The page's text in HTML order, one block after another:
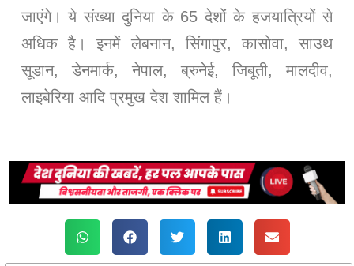
जाएंगे। ये संख्या दुनिया के 65 देशों के हजयात्रियों से
अधिक है। इनमें लेबनान, सिंगापुर, कासोवा, साउथ
सूडान, डेनमार्क, नेपाल, ब्रुनेई, जिबूती, मालदीव,
लाइबेरिया आदि प्रमुख देश शामिल हैं।